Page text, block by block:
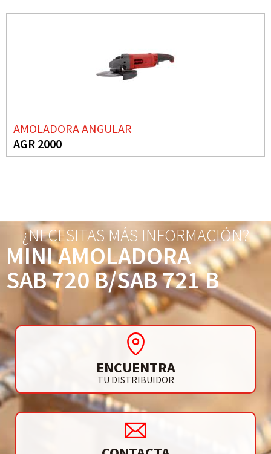
AMOLADORA ANGULAR
AGR 2000
¿NECESITAS MÁS INFORMACIÓN?
MINI AMOLADORA
SAB 720 B/SAB 721 B
ENCUENTRA
TU DISTRIBUIDOR